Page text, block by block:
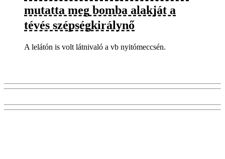
mutatta meg bomba alakját a
tévés szépségkirálynő
A lelátón is volt látnivaló a vb nyitómeccsén.